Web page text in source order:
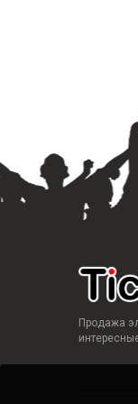
Продажа